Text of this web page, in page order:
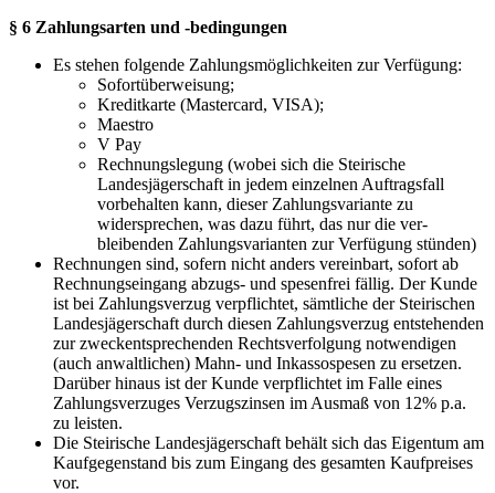
§ 6 Zahlungsarten und -bedingungen
Es stehen folgende Zahlungsmöglichkeiten zur Verfügung:
Sofortüberweisung;
Kreditkarte (Mastercard, VISA);
Maestro
V Pay
Rechnungslegung (wobei sich die Steirische
Landesjägerschaft in jedem einzelnen Auftragsfall
vorbehalten kann, dieser Zahlungsvariante zu
widersprechen, was dazu führt, das nur die ver-
bleibenden Zahlungsvarianten zur Verfügung stünden)
Rechnungen sind, sofern nicht anders vereinbart, sofort ab
Rechnungseingang abzugs- und spesenfrei fällig. Der Kunde
ist bei Zahlungsverzug verpflichtet, sämtliche der Steirischen
Landesjägerschaft durch diesen Zahlungsverzug entstehenden
zur zweckentsprechenden Rechtsverfolgung notwendigen
(auch anwaltlichen) Mahn- und Inkassospesen zu ersetzen.
Darüber hinaus ist der Kunde verpflichtet im Falle eines
Zahlungsverzuges Verzugszinsen im Ausmaß von 12% p.a.
zu leisten.
Die Steirische Landesjägerschaft behält sich das Eigentum am
Kaufgegenstand bis zum Eingang des gesamten Kaufpreises
vor.